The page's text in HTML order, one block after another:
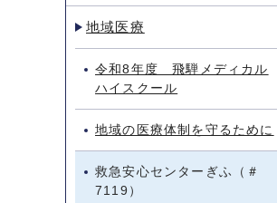
地域医療
令和8年度 飛騨メディカル
ハイスクール
地域の医療体制を守るために
救急安心センターぎふ（＃
7119）